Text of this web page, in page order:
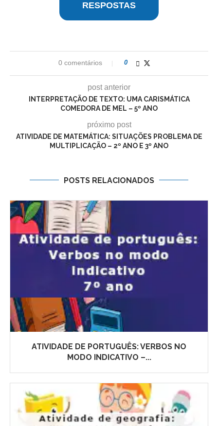
RESPOSTAS
0 comentários 0
post anterior
INTERPRETAÇÃO DE TEXTO: UMA CARISMÁTICA
COMEDORA DE MEL – 5º ANO
próximo post
ATIVIDADE DE MATEMÁTICA: SITUAÇÕES PROBLEMA DE
MULTIPLICAÇÃO – 2º ANO E 3º ANO
POSTS RELACIONADOS
ATIVIDADE DE PORTUGUÊS: VERBOS NO
MODO INDICATIVO –...